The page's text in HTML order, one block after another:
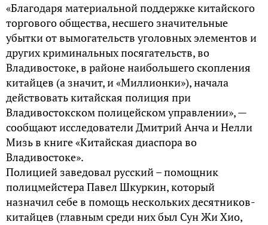
«Благодаря материальной поддержке китайского
торгового общества, несшего значительные
убытки от вымогательств уголовных элементов и
других криминальных посягательств, во
Владивостоке, в районе наибольшего скопления
китайцев (а значит, и «Миллионки»), начала
действовать китайская полиция при
Владивостокском полицейском управлении», —
сообщают исследователи Дмитрий Анча и Нелли
Мизь в книге «Китайская диаспора во
Владивостоке».
Полицией заведовал русский – помощник
полицмейстера Павел Шкуркин, который
назначил себе в помощь нескольких десятников-
китайцев (главным среди них был Сун Жи Хио,